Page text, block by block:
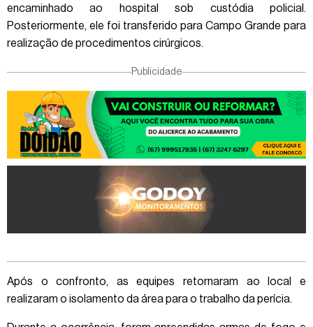
encaminhado ao hospital sob custódia policial.
Posteriormente, ele foi transferido para Campo Grande para
realização de procedimentos cirúrgicos.
Publicidade
Após o confronto, as equipes retornaram ao local e
realizaram o isolamento da área para o trabalho da perícia.